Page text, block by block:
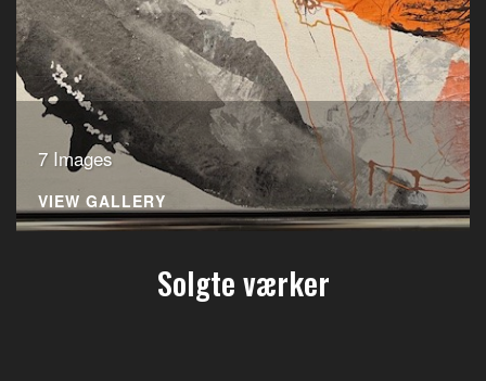
7 Images
VIEW GALLERY
Solgte værker